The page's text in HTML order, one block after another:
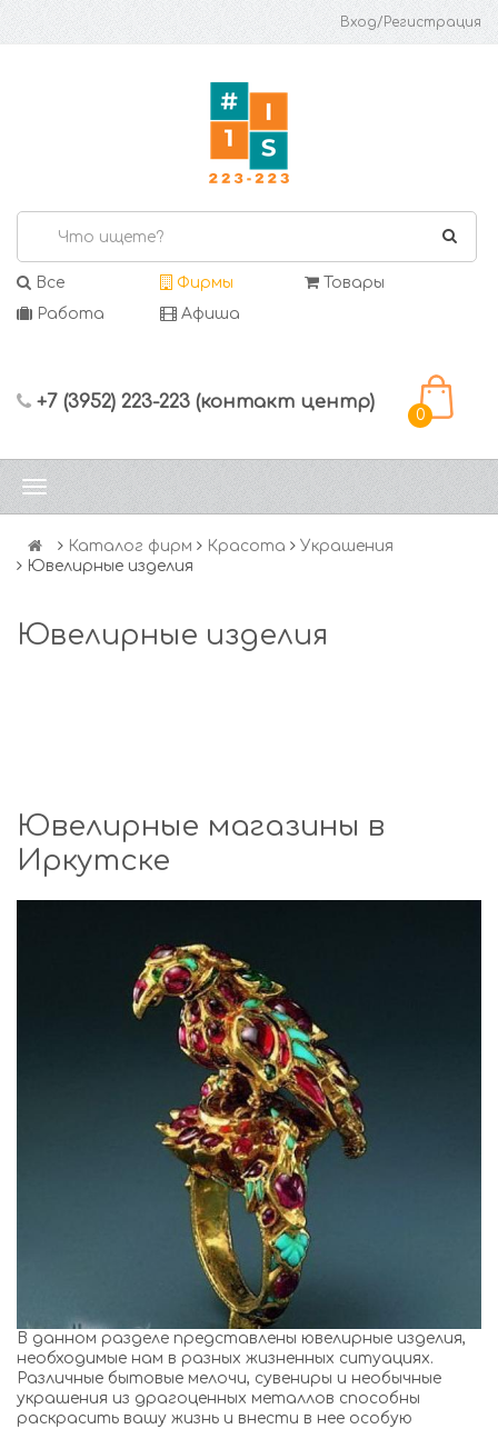
Вход/Регистрация
Все Фирмы
Товары
Работа
Афиша
+7 (3952) 223-223 (контакт центр)
0
Каталог фирм Красота
Украшения
Ювелирные изделия
Ювелирные изделия
Ювелирные магазины в
Иркутске
В данном разделе представлены ювелирные изделия,
необходимые нам в разных жизненных ситуациях.
Различные бытовые мелочи, сувениры и необычные
украшения из драгоценных металлов способны
раскрасить вашу жизнь и внести в нее особую